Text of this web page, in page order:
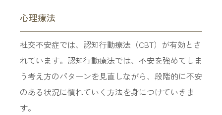
心理療法
社交不安症では、認知行動療法（CBT）が有効とさ
れています。認知行動療法では、不安を強めてしま
う考え方のパターンを見直しながら、段階的に不安
のある状況に慣れていく方法を身につけていきま
す。